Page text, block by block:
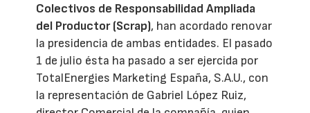
Colectivos de Responsabilidad Ampliada
del Productor (Scrap), han acordado renovar
la presidencia de ambas entidades. El pasado
1 de julio ésta ha pasado a ser ejercida por
TotalEnergies Marketing España, S.A.U., con
la representación de Gabriel López Ruiz,